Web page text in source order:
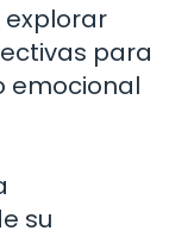
explorar
para
emocional
su